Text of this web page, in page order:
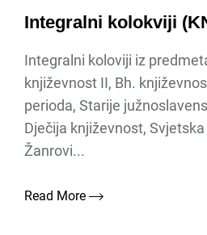
Integralni kolokviji
Integralni koloviji iz
književnost II, Bh.
perioda, Starije
Dječija književnost,
Žanrovi...
Read More